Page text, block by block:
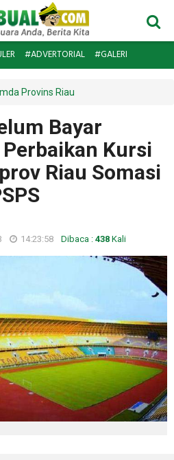
#ADVERTORIAL #GALERI
Provins Riau
Bayar
Kursi
Riau Somasi
14:23:58 Dibaca : 438 Kali